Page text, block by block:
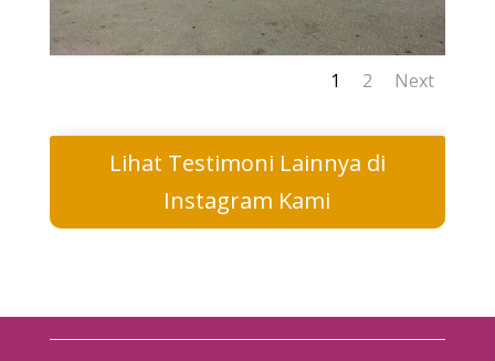
1 2 Next
Lihat Testimoni Lainnya di
Instagram Kami